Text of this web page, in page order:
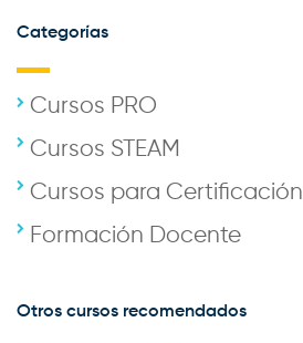
Categorías
Cursos PRO
Cursos STEAM
Cursos para Certificación
Formación Docente
Otros cursos recomendados